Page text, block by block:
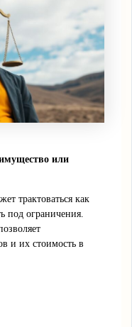
или
трактоваться как
под ограничения.
и их стоимость в